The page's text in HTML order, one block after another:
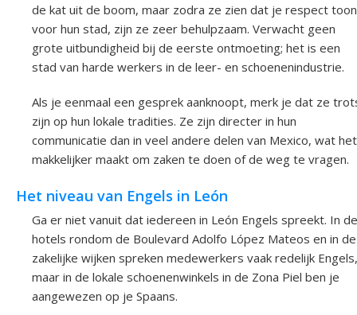
de kat uit de boom, maar zodra ze zien dat je respect
voor hun stad, zijn ze zeer behulpzaam. Verwacht geen
grote uitbundigheid bij de eerste ontmoeting; het is een
stad van harde werkers in de leer- en schoenenindustrie.
Als je eenmaal een gesprek aanknoopt, merk je dat ze
zijn op hun lokale tradities. Ze zijn directer in hun
communicatie dan in veel andere delen van Mexico, wat het
makkelijker maakt om zaken te doen of de weg te vragen.
Het niveau van Engels in León
Ga er niet vanuit dat iedereen in León Engels spreekt. In de
hotels rondom de Boulevard Adolfo López Mateos en in de
zakelijke wijken spreken medewerkers vaak redelijk Engels,
maar in de lokale schoenenwinkels in de Zona Piel ben je
aangewezen op je Spaans.